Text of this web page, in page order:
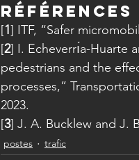
Références
[1] ITF, “Safer
[2] I. Echeverrı́a-Huarte
pedestrians and the
processes,”
2023.
[3] J. A. Bucklew and J.
postes trafic